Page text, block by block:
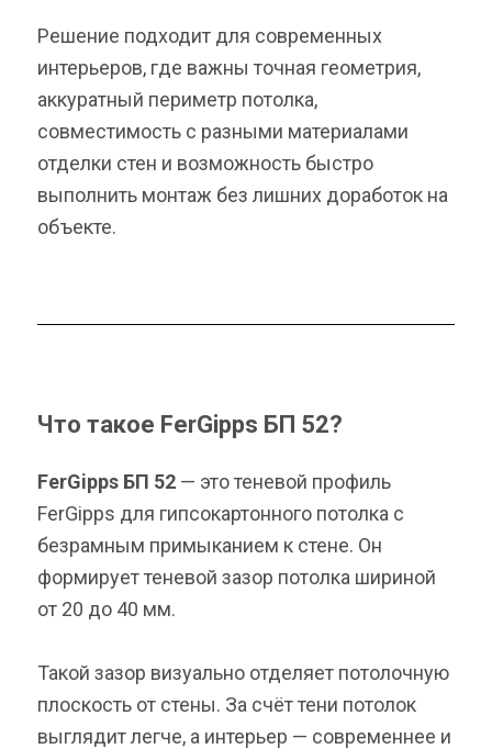
Решение подходит для современных
интерьеров, где важны точная геометрия,
аккуратный периметр потолка,
совместимость с разными материалами
отделки стен и возможность быстро
выполнить монтаж без лишних доработок на
объекте.
Что такое FerGipps БП 52?
FerGipps БП 52 — это теневой профиль
FerGipps для гипсокартонного потолка с
безрамным примыканием к стене. Он
формирует теневой зазор потолка шириной
от 20 до 40 мм.
Такой зазор визуально отделяет потолочную
плоскость от стены. За счёт тени потолок
выглядит легче, а интерьер — современнее и